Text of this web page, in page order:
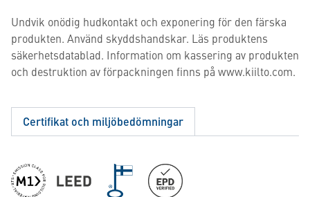
Undvik onödig hudkontakt och exponering för den färska
produkten. Använd skyddshandskar. Läs produktens
säkerhetsdatablad. Information om kassering av produkten
och destruktion av förpackningen finns på www.kiilto.com.
Certifikat och miljöbedömningar